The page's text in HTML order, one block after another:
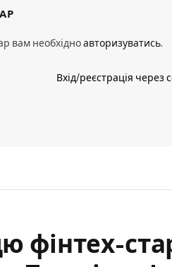
вам необхідноавторизуватись.
Вхід/реєстрація через
фінтех-